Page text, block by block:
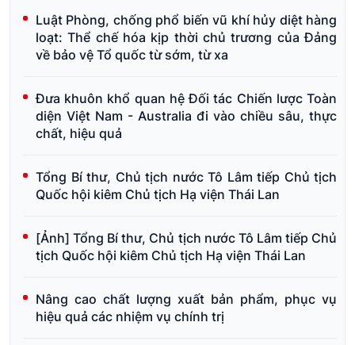
Luật Phòng, chống phổ biến vũ khí hủy diệt hàng
loạt: Thể chế hóa kịp thời chủ trương của Đảng
về bảo vệ Tổ quốc từ sớm, từ xa
Đưa khuôn khổ quan hệ Đối tác Chiến lược Toàn
diện Việt Nam - Australia đi vào chiều sâu, thực
chất, hiệu quả
Tổng Bí thư, Chủ tịch nước Tô Lâm tiếp Chủ tịch
Quốc hội kiêm Chủ tịch Hạ viện Thái Lan
[Ảnh] Tổng Bí thư, Chủ tịch nước Tô Lâm tiếp Chủ
tịch Quốc hội kiêm Chủ tịch Hạ viện Thái Lan
Nâng cao chất lượng xuất bản phẩm, phục vụ
hiệu quả các nhiệm vụ chính trị